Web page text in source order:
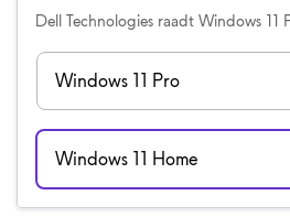
Dell Technologies raadt Windows 11
Windows 11 Pro
Windows 11 Home